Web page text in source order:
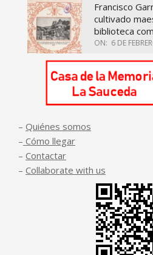
Francisco
cultivado
biblioteca
ON: 6 DE
– Quiénes somos
– Cómo llegar
– Contactar
– Collaborate with us